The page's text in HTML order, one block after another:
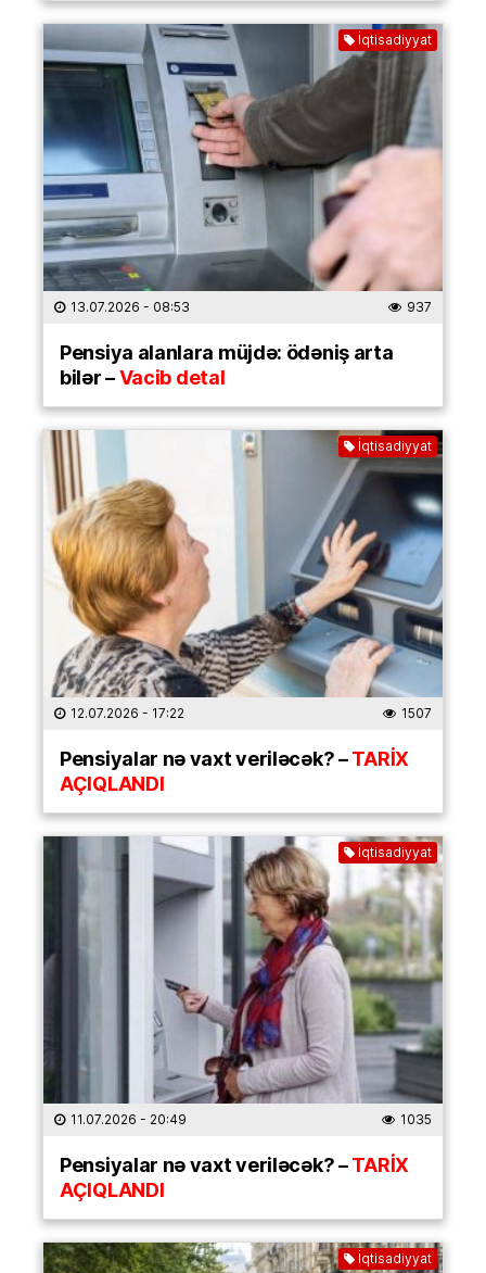
İqtisadiyyat
13.07.2026 - 08:53 937
Pensiya alanlara müjdə: ödəniş arta
bilər –Vacib detal
İqtisadiyyat
12.07.2026 - 17:22 1507
Pensiyalar nə vaxt veriləcək? –TARİX
AÇIQLANDI
İqtisadiyyat
11.07.2026 - 20:49 1035
Pensiyalar nə vaxt veriləcək? –TARİX
AÇIQLANDI
İqtisadiyyat